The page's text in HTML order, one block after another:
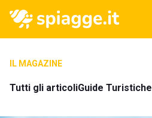
IL MAGAZINE
Tutti gli articoliGuide Turistiche